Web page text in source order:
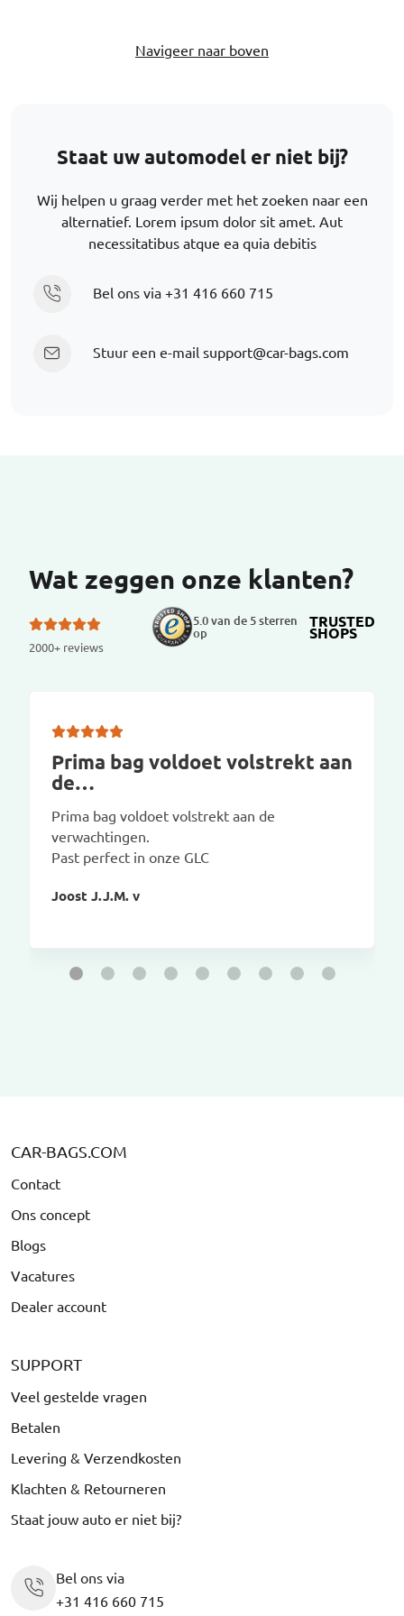
Navigeer naar boven
Staat uw automodel er niet bij?
Wij helpen u graag verder met het zoeken naar een
alternatief. Lorem ipsum dolor sit amet. Aut
necessitatibus atque ea quia debitis
Bel ons via +31 416 660 715
Stuur een e-mail support@car-bags.com
Wat zeggen onze klanten?
2000+ reviews
5.0 van de 5 sterren
op
TRUSTED
SHOPS
Prima bag voldoet volstrekt aan
de…
Prima bag voldoet volstrekt aan de
verwachtingen.
Past perfect in onze GLC
Joost J.J.M. v
CAR-BAGS.COM
Contact
Ons concept
Blogs
Vacatures
Dealer account
SUPPORT
Veel gestelde vragen
Betalen
Levering & Verzendkosten
Klachten & Retourneren
Staat jouw auto er niet bij?
Bel ons via
+31 416 660 715